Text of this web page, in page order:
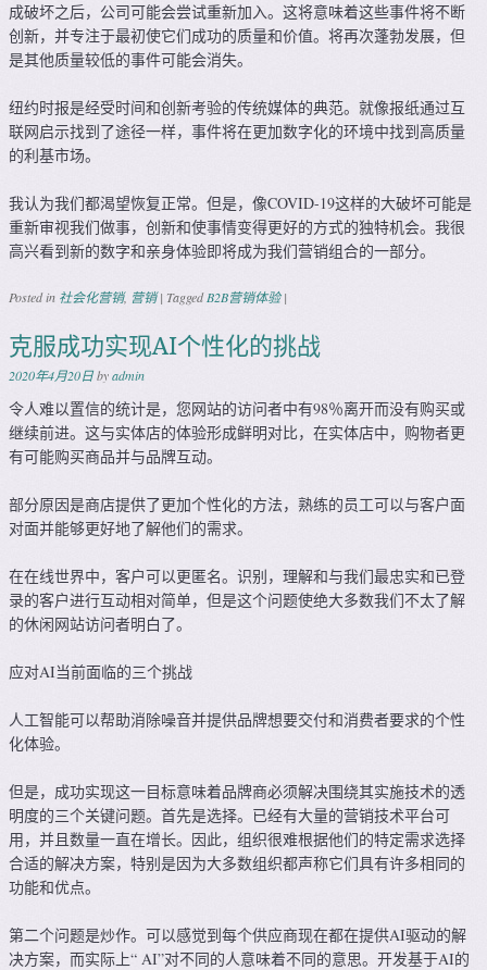
成破坏之后，公司可能会尝试重新加入。这将意味着这些事件将不断
创新，并专注于最初使它们成功的质量和价值。将再次蓬勃发展，但
是其他质量较低的事件可能会消失。
纽约时报是经受时间和创新考验的传统媒体的典范。就像报纸通过互
联网启示找到了途径一样，事件将在更加数字化的环境中找到高质量
的利基市场。
我认为我们都渴望恢复正常。但是，像COVID-19这样的大破坏可能是
重新审视我们做事，创新和使事情变得更好的方式的独特机会。我很
高兴看到新的数字和亲身体验即将成为我们营销组合的一部分。
Posted in 社会化营销, 营销 | TaggedB2B营销体验 |
克服成功实现AI个性化的挑战
2020年4月20日byadmin
令人难以置信的统计是，您网站的访问者中有98％离开而没有购买或
继续前进。这与实体店的体验形成鲜明对比，在实体店中，购物者更
有可能购买商品并与品牌互动。
部分原因是商店提供了更加个性化的方法，熟练的员工可以与客户面
对面并能够更好地了解他们的需求。
在在线世界中，客户可以更匿名。识别，理解和与我们最忠实和已登
录的客户进行互动相对简单，但是这个问题使绝大多数我们不太了解
的休闲网站访问者明白了。
应对AI当前面临的三个挑战
人工智能可以帮助消除噪音并提供品牌想要交付和消费者要求的个性
化体验。
但是，成功实现这一目标意味着品牌商必须解决围绕其实施技术的透
明度的三个关键问题。首先是选择。已经有大量的营销技术平台可
用，并且数量一直在增长。因此，组织很难根据他们的特定需求选择
合适的解决方案，特别是因为大多数组织都声称它们具有许多相同的
功能和优点。
第二个问题是炒作。可以感觉到每个供应商现在都在提供AI驱动的解
决方案，而实际上“ AI”对不同的人意味着不同的意思。开发基于AI的